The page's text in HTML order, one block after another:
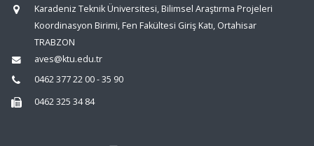
Karadeniz Teknik Üniversitesi, Bilimsel Araştırma Projeleri
Koordinasyon Birimi, Fen Fakültesi Giriş Katı, Ortahisar
TRABZON
aves@ktu.edu.tr
0462 377 22 00 - 35 90
0462 325 34 84